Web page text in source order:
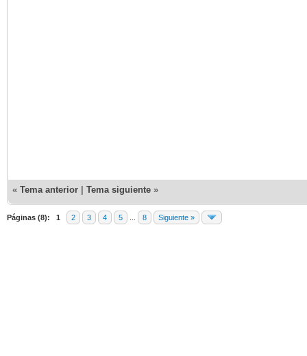
« Tema anterior Tema siguiente »
Páginas (8): 1 2 3 4 5 8 Siguiente »